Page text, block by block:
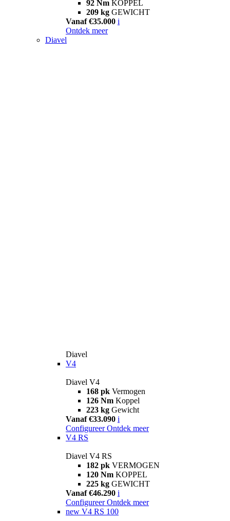
92 Nm KOPPEL
209 kg GEWICHT
Vanaf €35.000 i
Ontdek meer
Diavel
Diavel
V4
Diavel V4
168 pk Vermogen
126 Nm Koppel
223 kg Gewicht
Vanaf €33.090 i
Configureer Ontdek meer
V4 RS
Diavel V4 RS
182 pk VERMOGEN
120 Nm KOPPEL
225 kg GEWICHT
Vanaf €46.290 i
Configureer Ontdek meer
new V4 RS 100